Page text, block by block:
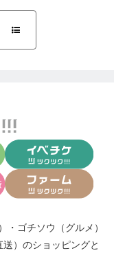

・ ゴチソウ（グルメ）
） のショッピングと